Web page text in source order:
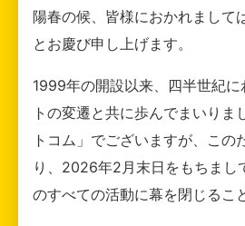
陽春の候、皆様におかれまして
とお慶び申し上げます。
1999年の開設以来、四半世紀
トの変遷と共に歩んでまいりま
トコム」でございますが、この
り、2026年2月末日をもちまし
のすべての活動に幕を閉じるこ